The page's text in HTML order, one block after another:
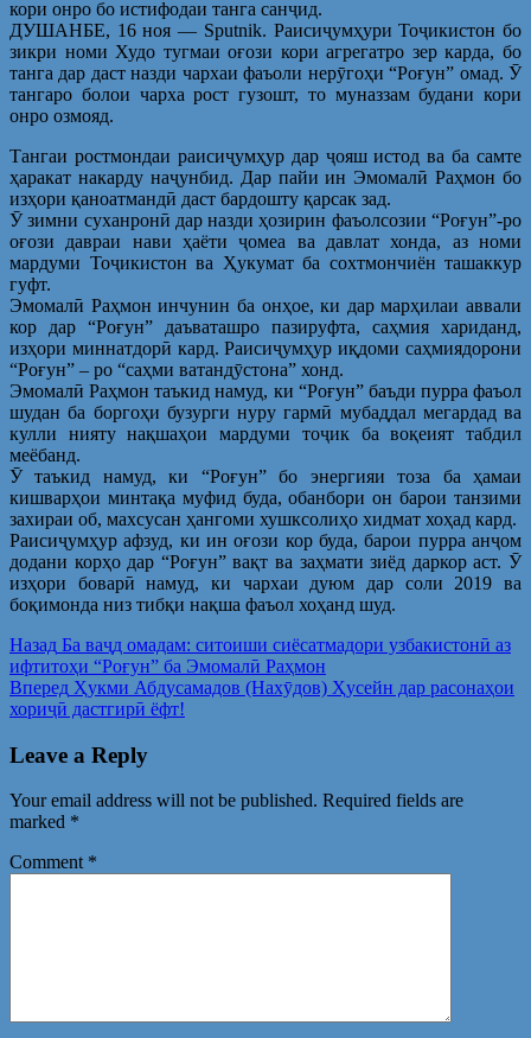
кори онро бо истифодаи танга санҷид.
ДУШАНБЕ, 16 ноя — Sputnik. Раисиҷумҳури Тоҷикистон бо
зикри номи Худо тугмаи оғози кори агрегатро зер карда, бо
танга дар даст назди чархаи фаъоли нерӯгоҳи “Роғун” омад. Ӯ
тангаро болои чарха рост гузошт, то муназзам будани кори
онро озмояд.
Тангаи ростмондаи раисиҷумҳур дар ҷояш истод ва ба самте
ҳаракат накарду наҷунбид. Дар пайи ин Эмомалӣ Раҳмон бо
изҳори қаноатмандӣ даст бардошту қарсак зад.
Ӯ зимни суханронӣ дар назди ҳозирин фаъолсозии “Роғун”-ро
оғози давраи нави ҳаёти ҷомеа ва давлат хонда, аз номи
мардуми Тоҷикистон ва Ҳукумат ба сохтмончиён ташаккур
гуфт.
Эмомалӣ Раҳмон инчунин ба онҳое, ки дар марҳилаи аввали
кор дар “Роғун” даъваташро пазируфта, саҳмия хариданд,
изҳори миннатдорӣ кард. Раисиҷумҳур иқдоми саҳмиядорони
“Роғун” – ро “саҳми ватандӯстона” хонд.
Эмомалӣ Раҳмон таъкид намуд, ки “Роғун” баъди пурра фаъол
шудан ба боргоҳи бузурги нуру гармӣ мубаддал мегардад ва
кулли нияту нақшаҳои мардуми тоҷик ба воқеият табдил
меёбанд.
Ӯ таъкид намуд, ки “Роғун” бо энергияи тоза ба ҳамаи
кишварҳои минтақа муфид буда, обанбори он барои танзими
захираи об, махсусан ҳангоми хушксолиҳо хидмат хоҳад кард.
Раисиҷумҳур афзуд, ки ин оғози кор буда, барои пурра анҷом
додани корҳо дар “Роғун” вақт ва заҳмати зиёд даркор аст. Ӯ
изҳори боварӣ намуд, ки чархаи дуюм дар соли 2019 ва
боқимонда низ тибқи нақша фаъол хоҳанд шуд.
Post
navigation
Назад Предыдущая
запись:
Ба ваҷд омадам: ситоиши сиёсатмадори узбакистонӣ аз
ифтитоҳи “Роғун” ба Эмомалӣ Раҳмон
Вперед Следующая
запись:
Ҳукми Абдусамадов (Нахӯдов) Ҳусейн дар расонаҳои
хориҷӣ дастгирӣ ёфт!
Leave a Reply
Your email address will not be published. Required fields are
marked *
Comment *